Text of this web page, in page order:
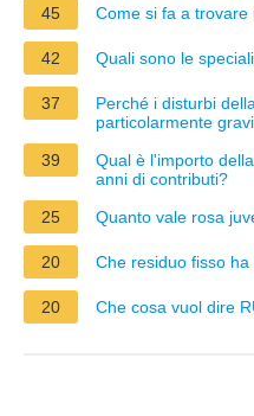
45 Come si fa a trovare
42 Quali sono le
37
Perché i disturbi
particolarmente
39
Qual è l'importo
anni di contributi?
25
Quanto vale rosa
20 Che residuo fisso
20 Che cosa vuol dire